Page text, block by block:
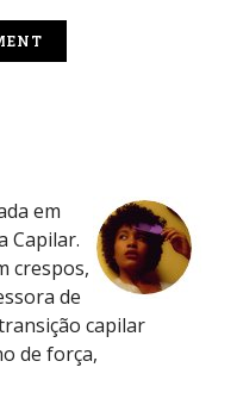
em
Capilar.
crespos,
de
capilar
de força,